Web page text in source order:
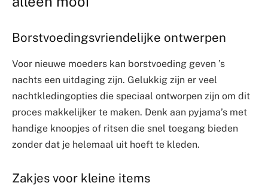
Borstvoedingsvriendelijke ontwerpen
Voor nieuwe moeders kan borstvoeding geven ’s
nachts een uitdaging zijn. Gelukkig zijn er veel
nachtkledingopties die speciaal ontworpen zijn om dit
proces makkelijker te maken. Denk aan pyjama’s met
handige knoopjes of ritsen die snel toegang bieden
zonder dat je helemaal uit hoeft te kleden.
Zakjes voor kleine items